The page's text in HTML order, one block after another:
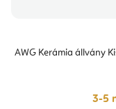
AWG Kerámia állvány
3-5